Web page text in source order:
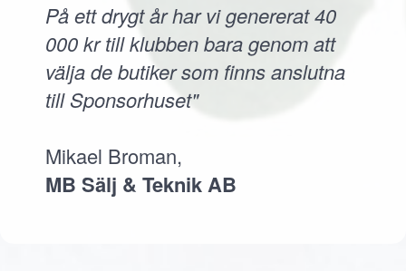
På ett drygt år har vi genererat 40
000 kr till klubben bara genom att
välja de butiker som finns anslutna
till Sponsorhuset"
Mikael Broman,
MB Sälj & Teknik AB